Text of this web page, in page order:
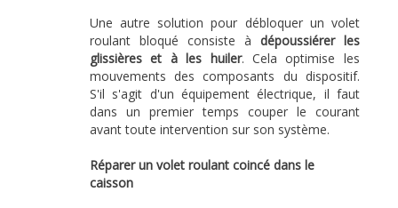
Une autre solution pour débloquer un volet
roulant bloqué consiste à dépoussiérer les
glissières et à les huiler. Cela optimise les
mouvements des composants du dispositif.
S'il s'agit d'un équipement électrique, il faut
dans un premier temps couper le courant
avant toute intervention sur son système.
Réparer un volet roulant coincé dans le
caisson